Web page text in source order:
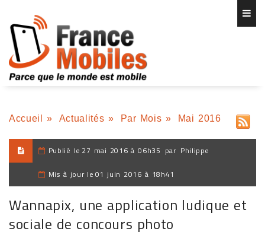
Accueil » Actualités » Par Mois » Mai 2016
Publié le 27 mai 2016 à 06h35 par Philippe
Mis à jour le 01 juin 2016 à 18h41
Wannapix, une application ludique et
sociale de concours photo